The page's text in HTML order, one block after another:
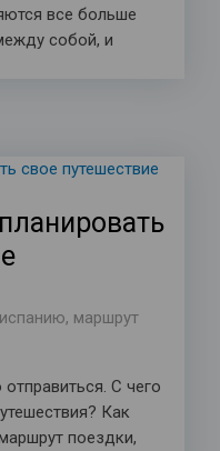
все больше
собой, и
, маршрут
С чего
Как
поездки,